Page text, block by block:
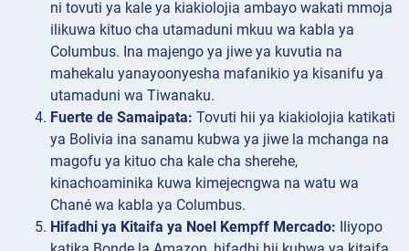
ni tovuti ya kale ya kiakiolojia ambayo wakati mmoja
ilikuwa kituo cha utamaduni mkuu wa kabla ya
Columbus. Ina majengo ya jiwe ya kuvutia na
mahekalu yanayoonyesha mafanikio ya kisanifu ya
utamaduni wa Tiwanaku.
Fuerte de Samaipata: Tovuti hii ya kiakiolojia katikati
ya Bolivia ina sanamu kubwa ya jiwe la mchanga na
magofu ya kituo cha kale cha sherehe,
kinachoaminika kuwa kimejecngwa na watu wa
Chané wa kabla ya Columbus.
Hifadhi ya Kitaifa ya Noel Kempff Mercado: Iliyopo